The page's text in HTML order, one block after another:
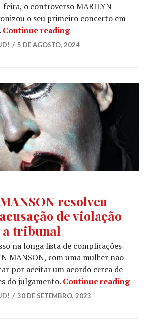
feira, o controverso MARILYN
o seu primeiro concerto em
Continue readingMARILYN
5 DE AGOSTO, 2024
resolveu
de violação
a tribunal
na longa lista de complicações
MANSON, com uma mulher não
por aceitar um acordo cerca de
do julgamento. Continue reading
30 DE SETEMBRO, 2023